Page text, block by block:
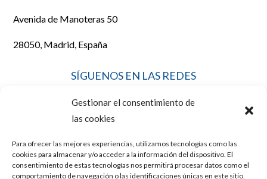
Gestionar el consentimiento de
las cookies
Para ofrecer las mejores experiencias, utilizamos tecnologías como las
cookies para almacenar y/o acceder a la información del dispositivo. El
consentimiento de estas tecnologías nos permitirá procesar datos como el
comportamiento de navegación o las identificaciones únicas en este sitio.
Avenida de Manoteras 50
28050, Madrid, España
SÍGUENOS EN LAS REDES
LEGAL